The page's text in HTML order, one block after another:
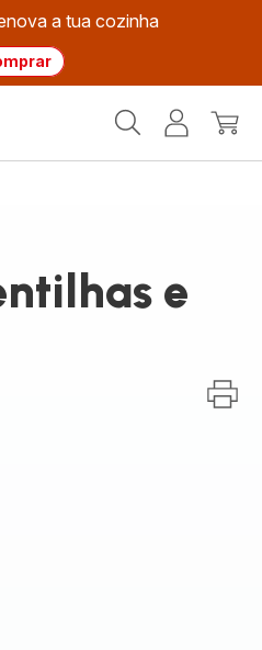
a tua cozinha
O
e